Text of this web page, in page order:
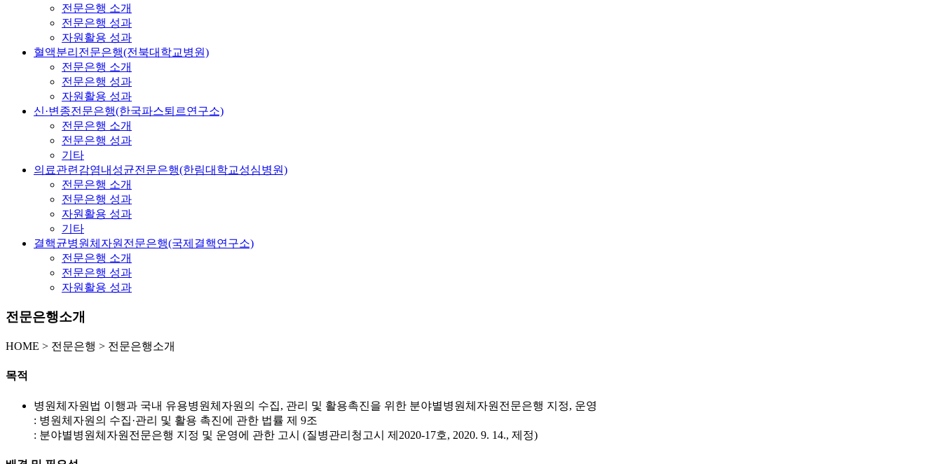
전문은행 소개
전문은행 성과
자원활용 성과
혈액분리전문은행(전북대학교병원)
전문은행 소개
전문은행 성과
자원활용 성과
신·변종전문은행(한국파스퇴르연구소)
전문은행 소개
전문은행 성과
기타
의료관련감염내성균전문은행(한림대학교성심병원)
전문은행 소개
전문은행 성과
자원활용 성과
기타
결핵균병원체자원전문은행(국제결핵연구소)
전문은행 소개
전문은행 성과
자원활용 성과
전문은행소개
HOME > 전문은행 > 전문은행소개
목적
병원체자원법 이행과 국내 유용병원체자원의 수집, 관리 및 활용촉진을 위한 분야별병원체자원전문은행 지정, 운영
: 병원체자원의 수집·관리 및 활용 촉진에 관한 법률 제 9조
: 분야별병원체자원전문은행 지정 및 운영에 관한 고시 (질병관리청고시 제2020-17호, 2020. 9. 14., 제정)